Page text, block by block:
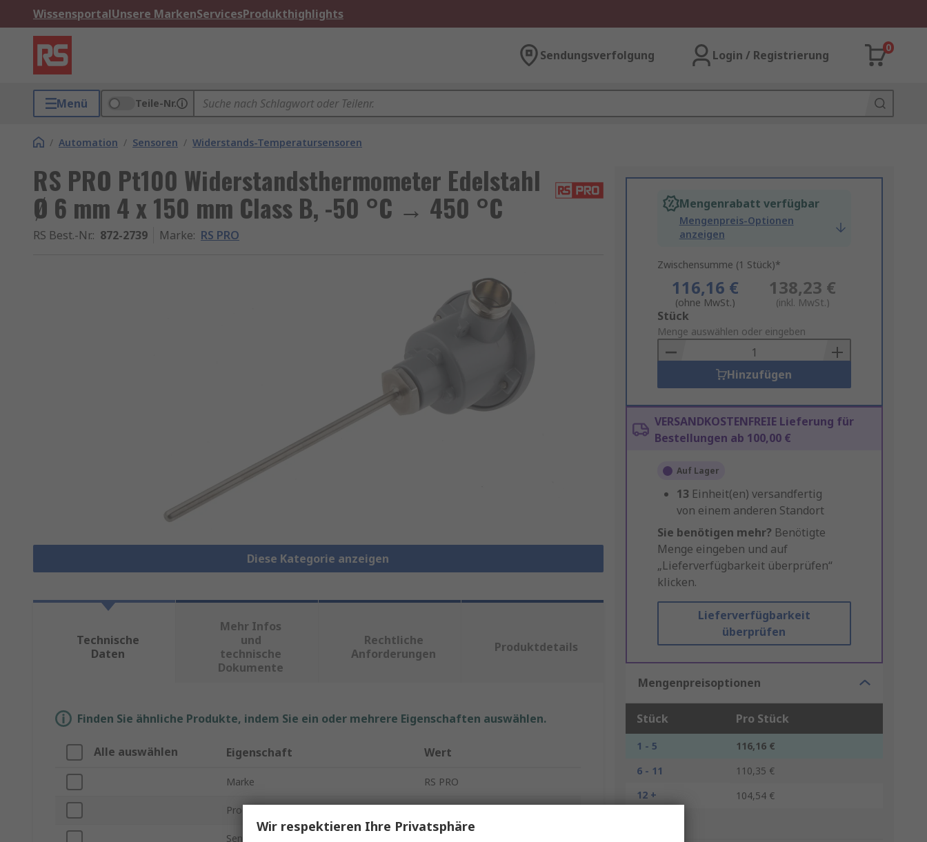
WissensportalUnsere MarkenServicesProdukthighlights
Sendungsverfolgung Login / Registrierung
0
Menü Teile-Nr.
/ Automation / Sensoren / Widerstands-Temperatursensoren
RS PRO Pt100 Widerstandsthermometer Edelstahl
Ø 6 mm 4 x 150 mm Class B, -50 °C → 450 °C
RS Best.-Nr.: 872-2739 Marke: RS PRO
Diese Kategorie anzeigen
Mengenrabatt verfügbar
Mengenpreis-Optionen
anzeigen
Zwischensumme (1 Stück)*
116,16 €
(ohne MwSt.)
138,23 €
(inkl. MwSt.)
Add
to
Basket
Stück
Menge auswählen oder eingeben
Hinzufügen
VERSANDKOSTENFREIE Lieferung für
Bestellungen ab 100,00 €
Auf Lager
13 Einheit(en) versandfertig
von einem anderen Standort
Sie benötigen mehr? Benötigte
Menge eingeben und auf
„Lieferverfügbarkeit überprüfen“
klicken.
Lieferverfügbarkeit
überprüfen
Mengenpreisoptionen
Stück Pro Stück
1 - 5
116,16 €
6 - 11
110,35 €
12 +
104,54 €
Technische
Daten
Mehr Infos
und
technische
Dokumente
Rechtliche
Anforderungen
Produktdetails
Finden Sie ähnliche Produkte, indem Sie ein oder mehrere Eigenschaften auswählen.
Alle auswählen Eigenschaft Wert
Marke RS PRO
Produkt Typ
Sensortyp
Wir respektieren Ihre Privatsphäre